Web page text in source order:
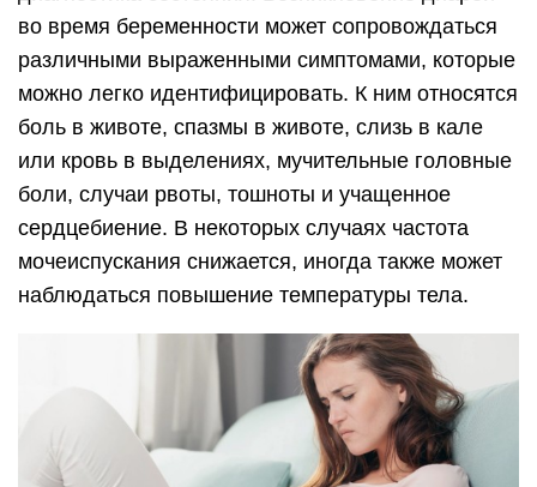
во время беременности может сопровождаться
различными выраженными симптомами, которые
можно легко идентифицировать. К ним относятся
боль в животе, спазмы в животе, слизь в кале
или кровь в выделениях, мучительные головные
боли, случаи рвоты, тошноты и учащенное
сердцебиение. В некоторых случаях частота
мочеиспускания снижается, иногда также может
наблюдаться повышение температуры тела.